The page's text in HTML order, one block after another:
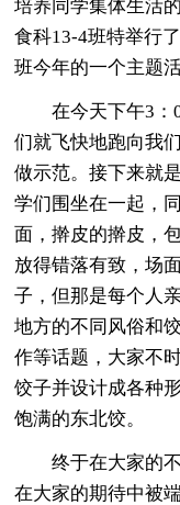
培养同学集体生活
食科13-4班特举行
班今年的一个主题活
在今天下午3：
们就飞快地跑向我
做示范。接下来就
学们围坐在一起，
面，擀皮的擀皮，
放得错落有致，场
子，但那是每个人
地方的不同风俗和
作等话题，大家不
饺子并设计成各种
饱满的东北饺。
终于在大家的
在大家的期待中被